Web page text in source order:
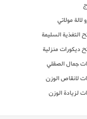
لالة مولاتي
التغذية السليمة
ديكورات منزلية
جمال الصقلي
لانقاص الوزن
لزيادة الوزن